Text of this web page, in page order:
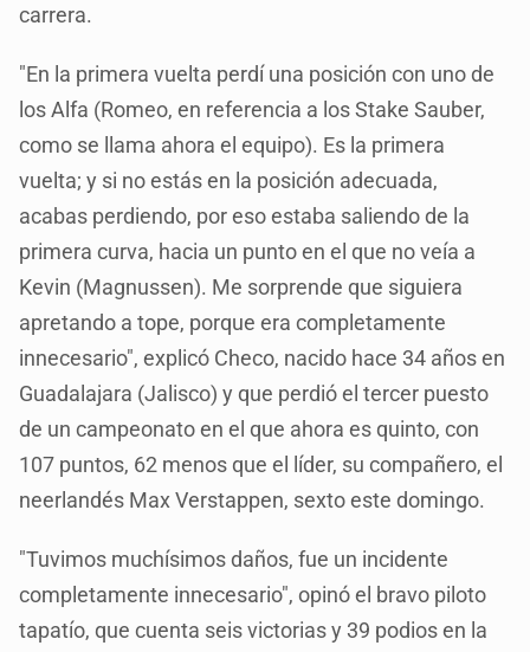
carrera.
"En la primera vuelta perdí una posición con uno de
los Alfa (Romeo, en referencia a los Stake Sauber,
como se llama ahora el equipo). Es la primera
vuelta; y si no estás en la posición adecuada,
acabas perdiendo, por eso estaba saliendo de la
primera curva, hacia un punto en el que no veía a
Kevin (Magnussen). Me sorprende que siguiera
apretando a tope, porque era completamente
innecesario", explicó Checo, nacido hace 34 años en
Guadalajara (Jalisco) y que perdió el tercer puesto
de un campeonato en el que ahora es quinto, con
107 puntos, 62 menos que el líder, su compañero, el
neerlandés Max Verstappen, sexto este domingo.
"Tuvimos muchísimos daños, fue un incidente
completamente innecesario", opinó el bravo piloto
tapatío, que cuenta seis victorias y 39 podios en la